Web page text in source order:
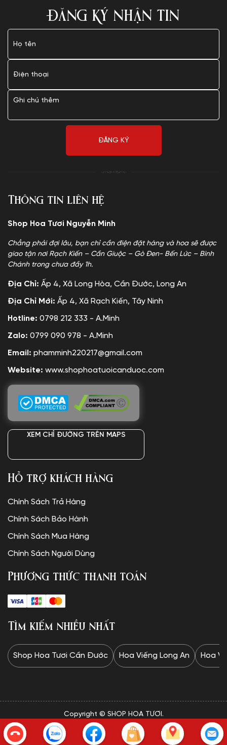
ĐĂNG KÝ NHẬN TIN
Thông tin liên hệ
Shop Hoa Tươi Nguyễn Minh
Chẳng phải đợi lâu, bạn chỉ cần điện đặt hàng và hoa sẽ được
giao tận nơi Rạch Kiến – Cần Giuộc – Gò Đen- Bến Lức – Bình
Chánh trong chưa đầy 1h.
Địa Chỉ: Ấp 4, Xã Long Hòa, Cần Đước, Long An
Địa Chỉ Mới: Ấp 4, Xã Rạch Kiến, Tây Ninh
Hotline: 0798 212 333 - A.Minh
Zalo: 0799 090 978 - A.Minh
Email: phamminh220217@gmail.com
Website: www.shophoatuoicanduoc.com
XEM CHỈ ĐƯỜNG TRÊN MAPS
Hỗ trợ khách hàng
Chính Sách Trả Hàng
Chính Sách Bảo Hành
Chính Sách Mua Hàng
Chính Sách Người Dùng
Phương thức thanh toán
Tìm kiếm nhiều nhất
Shop Hoa Tươi Cần Đước Hoa Viếng Long An Hoa
Copyright © SHOP HOA TƯƠI.
✦Website được thiết kế và vận hành bởi Minh Trí: 0328 732
834✦